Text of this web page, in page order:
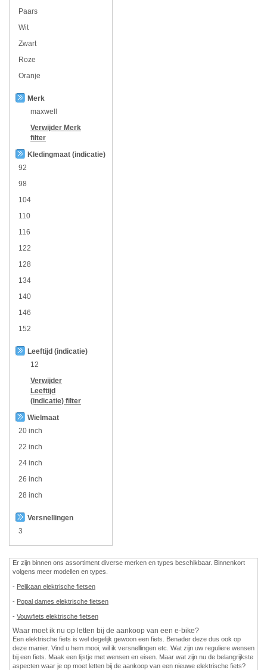
Paars
Wit
Zwart
Roze
Oranje
Merk
maxwell
Verwijder Merk
filter
Kledingmaat (indicatie)
92
98
104
110
116
122
128
134
140
146
152
Leeftijd (indicatie)
12
Verwijder
Leeftijd
(indicatie) filter
Wielmaat
20 inch
22 inch
24 inch
26 inch
28 inch
Versnellingen
3
Er zijn binnen ons assortiment diverse merken en types beschikbaar. Binnenkort
volgens meer modellen en types.
- Pelikaan elektrische fietsen
- Popal dames elektrische fietsen
- Vouwfiets elektrische fietsen
Waar moet ik nu op letten bij de aankoop van een e-bike?
Een elektrische fiets is wel degelijk gewoon een fiets. Benader deze dus ook op
deze manier. Vind u hem mooi, wil ik versnellingen etc. Wat zijn uw reguliere wensen
bij een fiets. Maak een lijstje met wensen en eisen. Maar wat zijn nu de belangrijkste
aspecten waar je op moet letten bij de aankoop van een nieuwe elektrische fiets?